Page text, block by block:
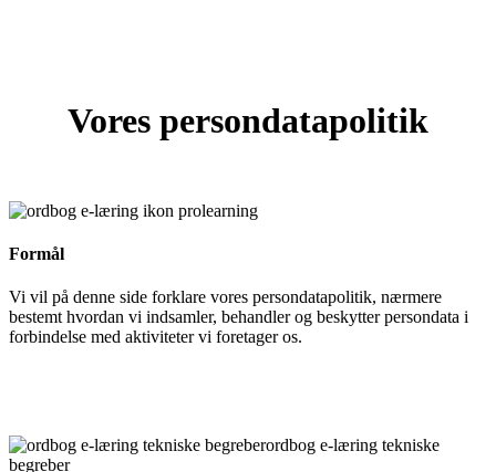
Vores persondatapolitik
Formål
Vi vil på denne side forklare vores persondatapolitik, nærmere
bestemt hvordan vi indsamler, behandler og beskytter persondata i
forbindelse med aktiviteter vi foretager os.